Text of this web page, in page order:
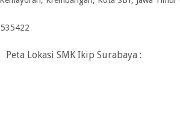
Peta Lokasi SMK Ikip Surabaya :